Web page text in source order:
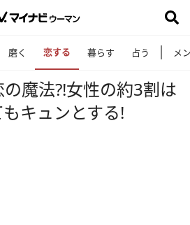
磨く 恋する 暮らす 占う メ
の魔法?!女性の約3割は
キュンとする!